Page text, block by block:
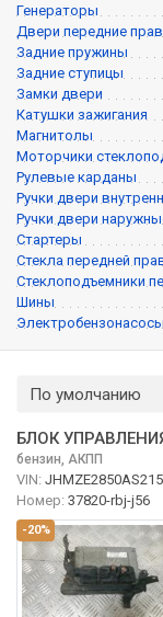
Генераторы
Двери передние
Задние пружины
Задние ступицы
Замки двери
Катушки зажигания
Магнитолы
Моторчики
Рулевые карданы
Ручки двери
Ручки двери
Стартеры
Стекла передней
Стеклоподъемники
Шины
Электробензонасосы
По умолчанию
-20%
БЛОК
бензин, АКПП
VIN:
Номер: 37820-rbj-j56